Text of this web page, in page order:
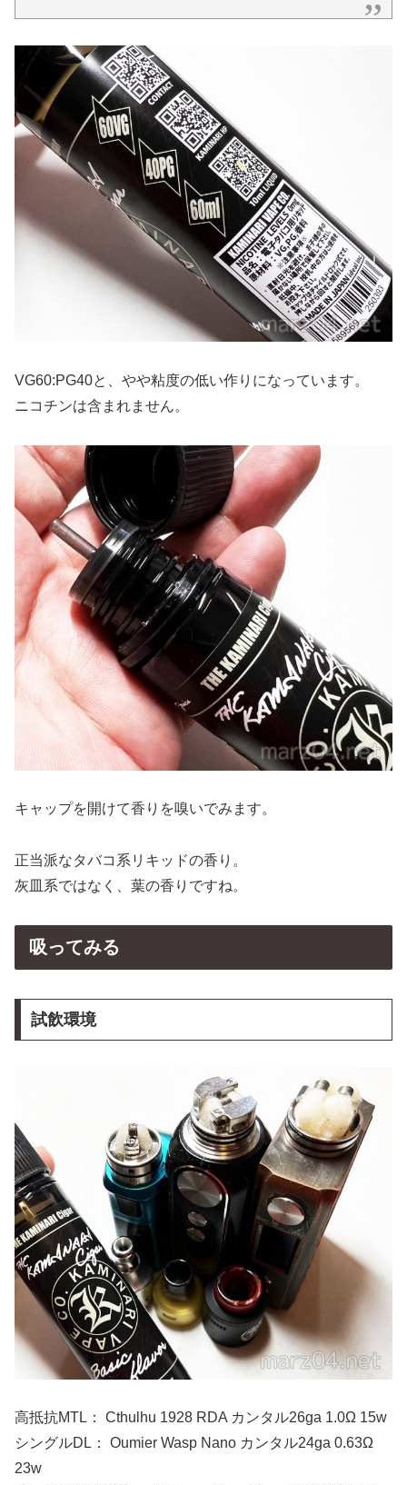
VG60:PG40と、やや粘度の低い作りになっています。
ニコチンは含まれません。
キャップを開けて香りを嗅いでみます。
正当派なタバコ系リキッドの香り。
灰皿系ではなく、葉の香りですね。
吸ってみる
試飲環境
高抵抗MTL： Cthulhu 1928 RDA カンタル26ga 1.0Ω 15w
シングルDL： Oumier Wasp Nano カンタル24ga 0.63Ω
23w